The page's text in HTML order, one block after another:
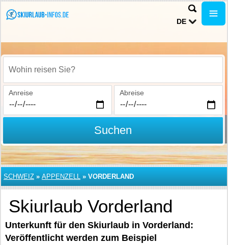
DE
Wohin reisen Sie?
Anreise Abreise
Suchen
SCHWEIZ » APPENZELL » VORDERLAND
Skiurlaub Vorderland
Unterkunft für den Skiurlaub in Vorderland:
Veröffentlicht werden zum Beispiel